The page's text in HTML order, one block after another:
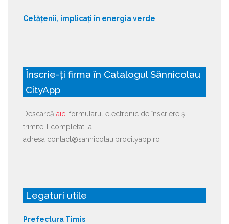
Cetățenii, implicați în energia verde
Înscrie-ți firma în Catalogul Sânnicolau
CityApp
Descarcă aici formularul electronic de înscriere și
trimite-l completat la
adresa contact@sannicolau.procityapp.ro
Legaturi utile
Prefectura Timis